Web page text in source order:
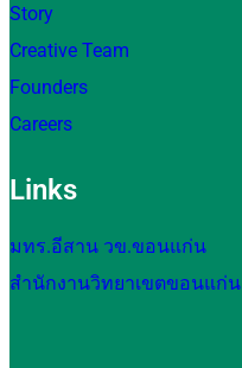
Story
Creative Team
Founders
Careers
Links
มทร.อีสาน วข.ขอนแก่น
สำนักงานวิทยาเขตขอนแก่น